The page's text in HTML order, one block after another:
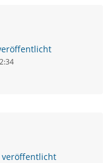
veröffentlicht